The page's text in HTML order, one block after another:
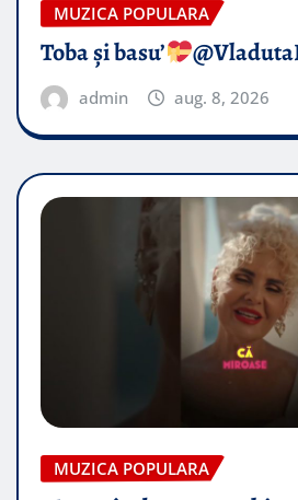
MUZICA POPULARA
Toba și basu’
admin aug. 8, 2026
MUZICA POPULARA